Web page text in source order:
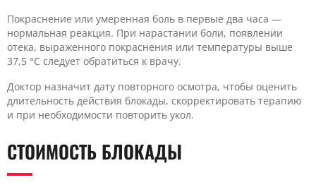
Покраснение или умеренная боль в первые два часа —
нормальная реакция. При нарастании боли, появлении
отека, выраженного покраснения или температуры выше
37,5 °С следует обратиться к врачу.
Доктор назначит дату повторного осмотра, чтобы оценить
длительность действия блокады, скорректировать терапию
и при необходимости повторить укол.
СТОИМОСТЬ БЛОКАДЫ